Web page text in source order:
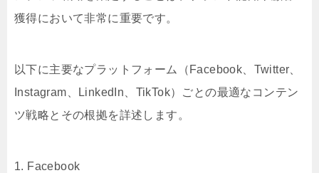
獲得において非常に重要です。
以下に主要なプラットフォーム（Facebook、Twitter、
Instagram、LinkedIn、TikTok）ごとの最適なコンテン
ツ戦略とその根拠を詳述します。
1. Facebook